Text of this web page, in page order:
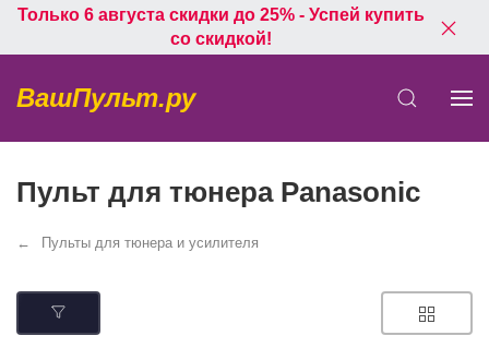
Только 6 августа скидки до 25% - Успей купить
со скидкой!
ВашПульт.ру
Пульт для тюнера Panasonic
Пульты для тюнера и усилителя